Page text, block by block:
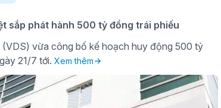
sắp phát hành 500 tỷ đồng trái phiếu
(VDS) vừa công bố kế hoạch huy động 500 tỷ
21/7 tới. Xem thêm